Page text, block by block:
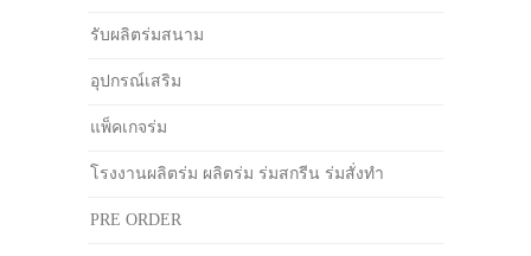
รับผลิตร่มสนาม
อุปกรณ์เสริม
แพ็คเกจร่ม
โรงงานผลิตร่ม ผลิตร่ม ร่มสกรีน ร่มสั่งทำ
PRE ORDER